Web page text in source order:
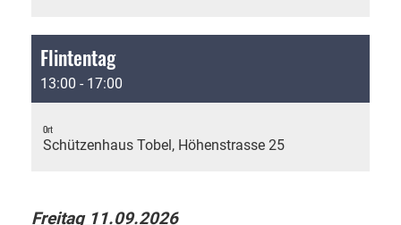
Flintentag
13:00 - 17:00
Ort
Schützenhaus Tobel, Höhenstrasse 25
Freitag 11.09.2026